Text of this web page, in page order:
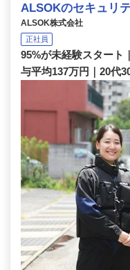
ALSOKのセキュリ
ALSOK株式会社
正社員
95%が未経験スタート
与平均137万円｜20代